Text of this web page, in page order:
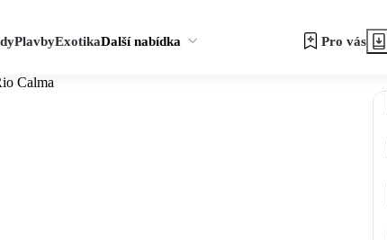
PlavbyExotikaDalší nabídka Pro vás
Calma